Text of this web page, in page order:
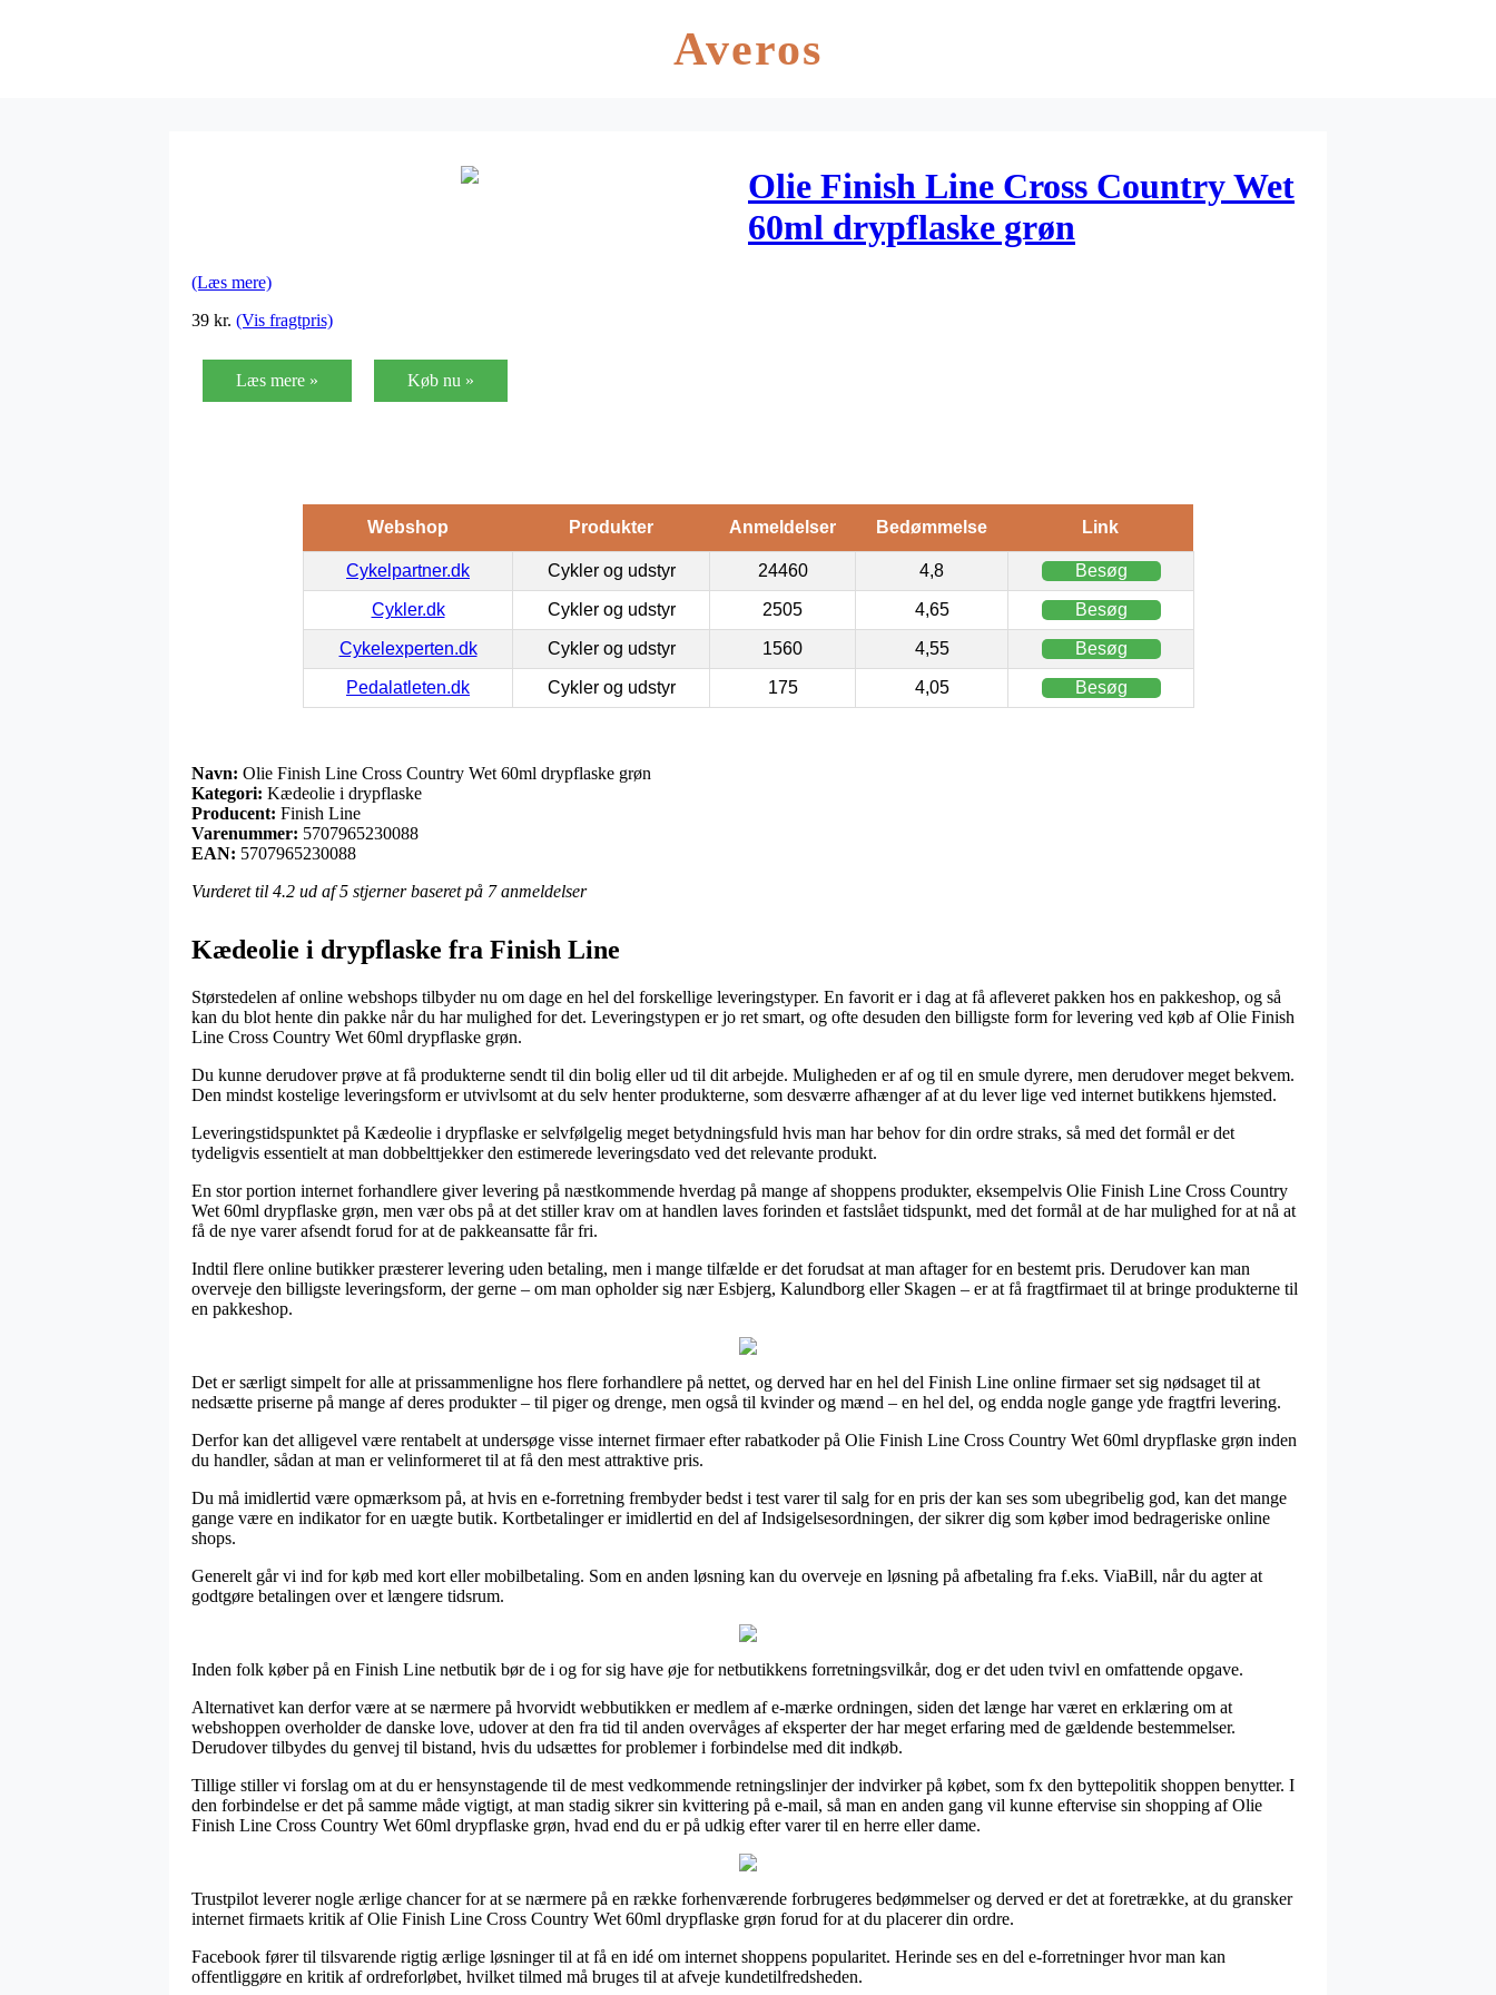
Averos
Olie Finish Line Cross Country Wet
60ml drypflaske grøn
(Læs mere)
39 kr. (Vis fragtpris)
Læs mere » Køb nu »
Webshop Produkter Anmeldelser Bedømmelse Link
Cykelpartner.dk Cykler og udstyr 24460 4,8 Besøg
Cykler.dk Cykler og udstyr 2505 4,65 Besøg
Cykelexperten.dk Cykler og udstyr 1560 4,55 Besøg
Pedalatleten.dk Cykler og udstyr 175 4,05 Besøg
Navn: Olie Finish Line Cross Country Wet 60ml drypflaske grøn
Kategori: Kædeolie i drypflaske
Producent: Finish Line
Varenummer: 5707965230088
EAN: 5707965230088
Vurderet til 4.2 ud af 5 stjerner baseret på 7anmeldelser
Kædeolie i drypflaske fra Finish Line
Størstedelen af online webshops tilbyder nu om dage en hel del forskellige leveringstyper. En favorit er i dag at få afleveret pakken hos en pakkeshop, og så
kan du blot hente din pakke når du har mulighed for det. Leveringstypen er jo ret smart, og ofte desuden den billigste form for levering ved køb af Olie Finish
Line Cross Country Wet 60ml drypflaske grøn.
Du kunne derudover prøve at få produkterne sendt til din bolig eller ud til dit arbejde. Muligheden er af og til en smule dyrere, men derudover meget bekvem.
Den mindst kostelige leveringsform er utvivlsomt at du selv henter produkterne, som desværre afhænger af at du lever lige ved internet butikkens hjemsted.
Leveringstidspunktet på Kædeolie i drypflaske er selvfølgelig meget betydningsfuld hvis man har behov for din ordre straks, så med det formål er det
tydeligvis essentielt at man dobbelttjekker den estimerede leveringsdato ved det relevante produkt.
En stor portion internet forhandlere giver levering på næstkommende hverdag på mange af shoppens produkter, eksempelvis Olie Finish Line Cross Country
Wet 60ml drypflaske grøn, men vær obs på at det stiller krav om at handlen laves forinden et fastslået tidspunkt, med det formål at de har mulighed for at nå at
få de nye varer afsendt forud for at de pakkeansatte får fri.
Indtil flere online butikker præsterer levering uden betaling, men i mange tilfælde er det forudsat at man aftager for en bestemt pris. Derudover kan man
overveje den billigste leveringsform, der gerne – om man opholder sig nær Esbjerg, Kalundborg eller Skagen – er at få fragtfirmaet til at bringe produkterne til
en pakkeshop.
Det er særligt simpelt for alle at prissammenligne hos flere forhandlere på nettet, og derved har en hel del Finish Line online firmaer set sig nødsaget til at
nedsætte priserne på mange af deres produkter – til piger og drenge, men også til kvinder og mænd – en hel del, og endda nogle gange yde fragtfri levering.
Derfor kan det alligevel være rentabelt at undersøge visse internet firmaer efter rabatkoder på Olie Finish Line Cross Country Wet 60ml drypflaske grøn inden
du handler, sådan at man er velinformeret til at få den mest attraktive pris.
Du må imidlertid være opmærksom på, at hvis en e-forretning frembyder bedst i test varer til salg for en pris der kan ses som ubegribelig god, kan det mange
gange være en indikator for en uægte butik. Kortbetalinger er imidlertid en del af Indsigelsesordningen, der sikrer dig som køber imod bedrageriske online
shops.
Generelt går vi ind for køb med kort eller mobilbetaling. Som en anden løsning kan du overveje en løsning på afbetaling fra f.eks. ViaBill, når du agter at
godtgøre betalingen over et længere tidsrum.
Inden folk køber på en Finish Line netbutik bør de i og for sig have øje for netbutikkens forretningsvilkår, dog er det uden tvivl en omfattende opgave.
Alternativet kan derfor være at se nærmere på hvorvidt webbutikken er medlem af e-mærke ordningen, siden det længe har været en erklæring om at
webshoppen overholder de danske love, udover at den fra tid til anden overvåges af eksperter der har meget erfaring med de gældende bestemmelser.
Derudover tilbydes du genvej til bistand, hvis du udsættes for problemer i forbindelse med dit indkøb.
Tillige stiller vi forslag om at du er hensynstagende til de mest vedkommende retningslinjer der indvirker på købet, som fx den byttepolitik shoppen benytter. I
den forbindelse er det på samme måde vigtigt, at man stadig sikrer sin kvittering på e-mail, så man en anden gang vil kunne eftervise sin shopping af Olie
Finish Line Cross Country Wet 60ml drypflaske grøn, hvad end du er på udkig efter varer til en herre eller dame.
Trustpilot leverer nogle ærlige chancer for at se nærmere på en række forhenværende forbrugeres bedømmelser og derved er det at foretrække, at du gransker
internet firmaets kritik af Olie Finish Line Cross Country Wet 60ml drypflaske grøn forud for at du placerer din ordre.
Facebook fører til tilsvarende rigtig ærlige løsninger til at få en idé om internet shoppens popularitet. Herinde ses en del e-forretninger hvor man kan
offentliggøre en kritik af ordreforløbet, hvilket tilmed må bruges til at afveje kundetilfredsheden.